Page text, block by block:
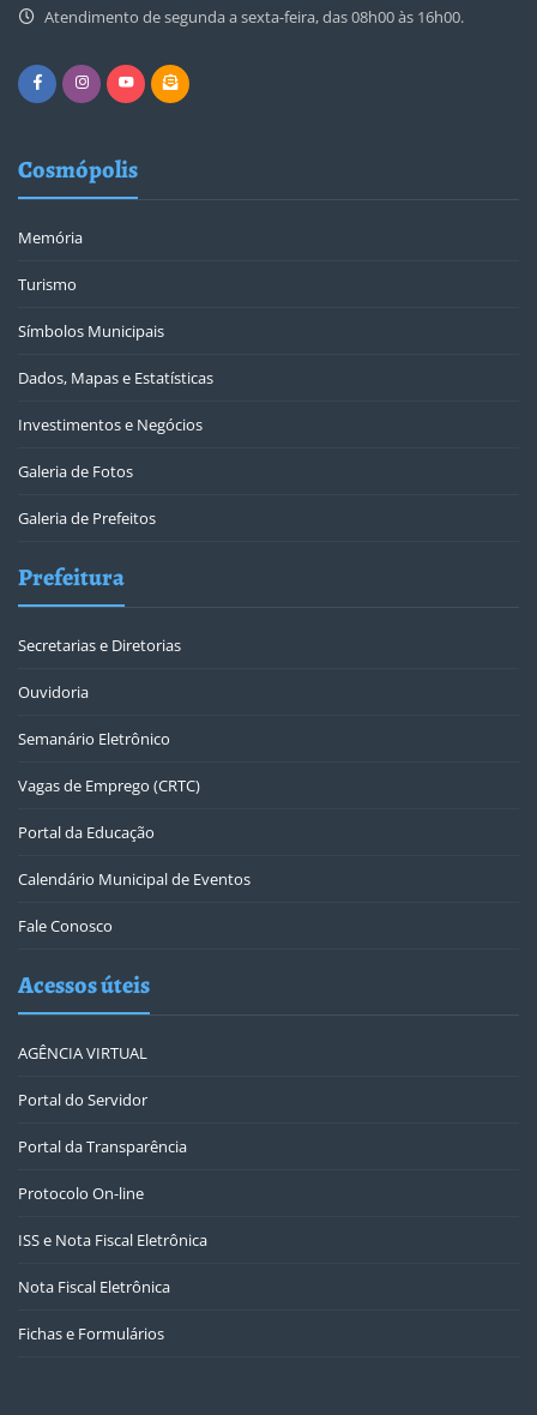
Atendimento de segunda a sexta-feira, das 08h00 às 16h00.
Cosmópolis
Memória
Turismo
Símbolos Municipais
Dados, Mapas e Estatísticas
Investimentos e Negócios
Galeria de Fotos
Galeria de Prefeitos
Prefeitura
Secretarias e Diretorias
Ouvidoria
Semanário Eletrônico
Vagas de Emprego (CRTC)
Portal da Educação
Calendário Municipal de Eventos
Fale Conosco
Acessos úteis
AGÊNCIA VIRTUAL
Portal do Servidor
Portal da Transparência
Protocolo On-line
ISS e Nota Fiscal Eletrônica
Nota Fiscal Eletrônica
Fichas e Formulários